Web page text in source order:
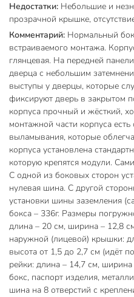
Артикул производителя
Вес в упаковке
Габариты упаковки
Недостатки: Небольшие и
прозрачной крышке,
Комментарий: Нормальный
встраиваемого монтажа.
глянцевая. На передней
дверца с небольшим
выступы у дверцы, которые
фиксируют дверь в закрытом
корпуса прочный и жёсткий,
монтажной части корпуса
выламывания, которые
корпуса установлена
которую крепятся модули.
С одной из боковых сторон
нулевая шина. С другой
установки шины заземления
бокса – 336г. Размеры
длина – 20 см, ширина – 12,8
наружной (лицевой) крышки:
высота от 1,5 до 2,7 см (идёт
рейки: длина – 14,7 см,
бокс, паспорт изделия,
шина на 8 отверстий с